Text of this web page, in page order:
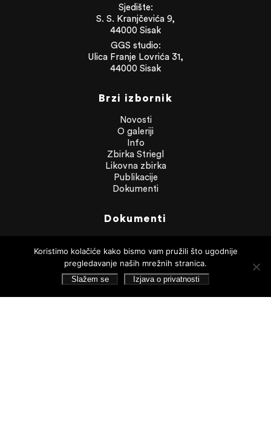
Sjedište:
S. S. Kranjčevića 9,
44000 Sisak
GGS studio:
Ulica Franje Lovrića 31,
44000 Sisak
Brzi izbornik
Novosti
O galeriji
Info
Zbirka Striegl
Likovna zbirka
Publikacije
Dokumenti
Dokumenti
Javna nabava
Statut Galerije
Pristup informacijama
Izjava o privatnosti
Koristimo kolačiće kako bismo vam pružili što ugodnije
pregledavanje naših mrežnih stranica.
Slažem se Izjava o privatnosti